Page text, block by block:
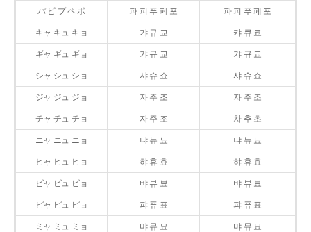
パ ピ プ ペ ポ 파 피 푸 페 포 파 피 푸 페 포
キャ キュ キョ 갸 규 교 캬 큐 쿄
ギャ ギュ ギョ 갸 규 교 갸 규 교
シャ シュ ショ 샤 슈 쇼 샤 슈 쇼
ジャ ジュ ジョ 자 주 조 자 주 조
チャ チュ チョ 자 주 조 차 추 초
ニャ ニュ ニョ 냐 뉴 뇨 냐 뉴 뇨
ヒャ ヒュ ヒョ 햐 휴 효 햐 휴 효
ビャ ビュ ビョ 뱌 뷰 뵤 뱌 뷰 뵤
ピャ ピュ ピョ 퍄 퓨 표 퍄 퓨 표
ミャ ミュ ミョ 먀 뮤 묘 먀 뮤 묘